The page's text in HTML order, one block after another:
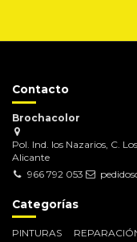
Contacto
Brochacolor
Pol. Ind. los Nazarios, C.
Alicante
966 792 053
Categorías
PINTURAS